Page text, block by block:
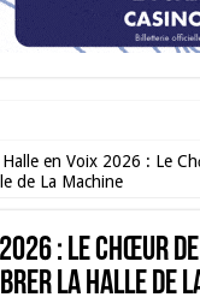
l’espace 2026 :
Halle en Voix 2026 : Le
de La Machine
: Le Chœur
la Halle de